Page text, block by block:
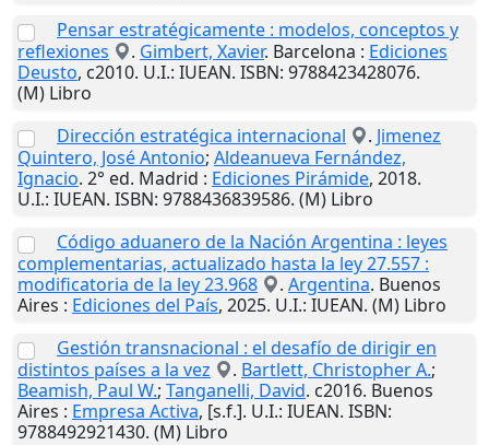
Pensar estratégicamente : modelos, conceptos y
reflexiones
. Gimbert, Xavier. Barcelona : Ediciones
Deusto, c2010. U.I.: IUEAN. ISBN: 9788423428076.
(M) Libro
Dirección estratégica internacional
. Jimenez
Quintero, José Antonio; Aldeanueva Fernández,
Ignacio. 2° ed. Madrid : Ediciones Pirámide, 2018.
U.I.: IUEAN. ISBN: 9788436839586. (M) Libro
Código aduanero de la Nación Argentina : leyes
complementarias, actualizado hasta la ley 27.557 :
modificatoria de la ley 23.968
. Argentina. Buenos
Aires : Ediciones del País, 2025. U.I.: IUEAN. (M) Libro
Gestión transnacional : el desafío de dirigir en
distintos países a la vez
. Bartlett, Christopher A.;
Beamish, Paul W.; Tanganelli, David. c2016. Buenos
Aires : Empresa Activa, [s.f.]. U.I.: IUEAN. ISBN:
9788492921430. (M) Libro